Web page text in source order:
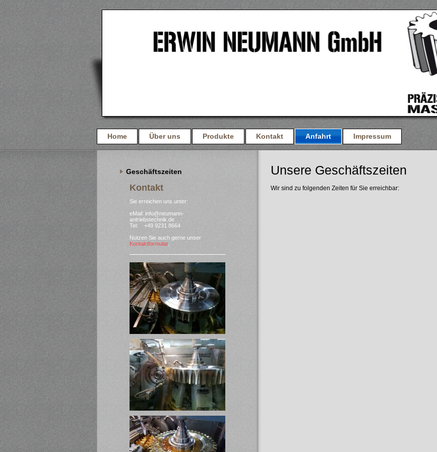
Home Über uns Produkte Kontakt Anfahrt Impressum
Unsere Geschäftszeiten
Wir sind zu folgenden Zeiten für Sie erreichbar:
Geschäftszeiten
Kontakt
Sie erreichen uns unter:
eMail: info@neumann-
antriebstechnik.de
Tel: +49 9231 8664
Nutzen Sie auch gerne unser
Kontaktformular.